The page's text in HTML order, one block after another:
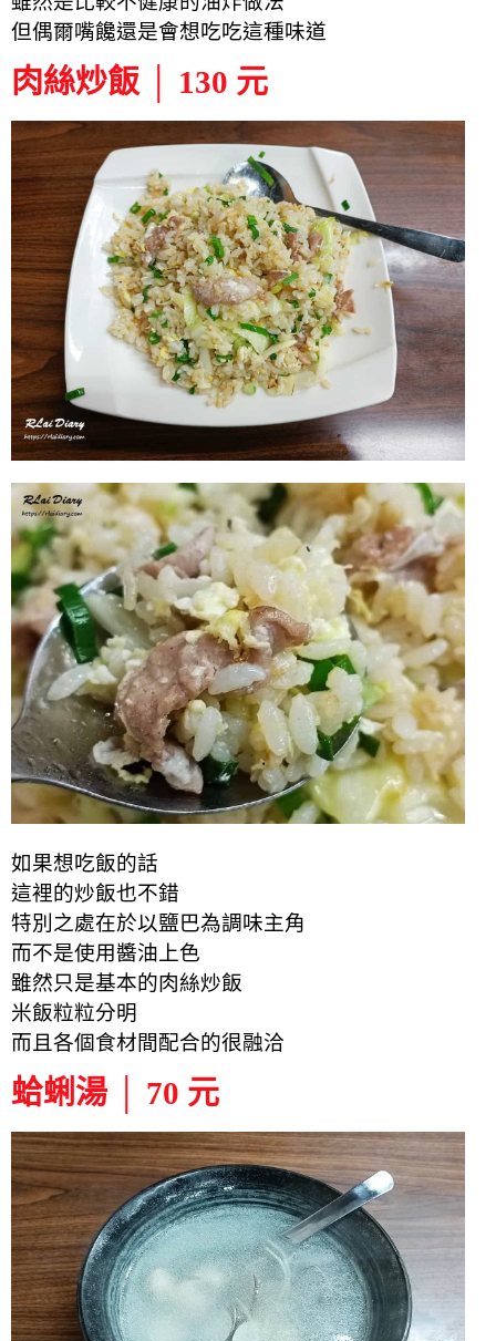
但偶爾嘴饞還是會想吃吃這種味道
肉絲炒飯 │ 130 元
如果想吃飯的話
這裡的炒飯也不錯
特別之處在於以鹽巴為調味主角
而不是使用醬油上色
雖然只是基本的肉絲炒飯
米飯粒粒分明
而且各個食材間配合的很融洽
蛤蜊湯 │ 70 元